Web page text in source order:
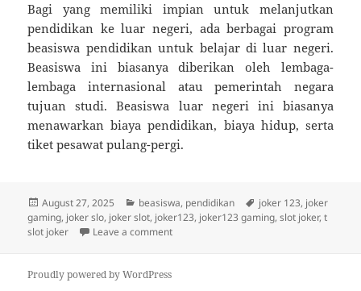
Bagi yang memiliki impian untuk melanjutkan
pendidikan ke luar negeri, ada berbagai program
beasiswa pendidikan untuk belajar di luar negeri.
Beasiswa ini biasanya diberikan oleh lembaga-
lembaga internasional atau pemerintah negara
tujuan studi. Beasiswa luar negeri ini biasanya
menawarkan biaya pendidikan, biaya hidup, serta
tiket pesawat pulang-pergi.
Posted
on
August 27, 2025 Categories
beasiswa, pendidikan Tags
joker 123, joker
gaming, joker slo, joker slot, joker123, joker123 gaming,slot joker,t
slot joker
Leave a commenton Menyelami Dunia Pendidikan Modern
Proudly powered by WordPress